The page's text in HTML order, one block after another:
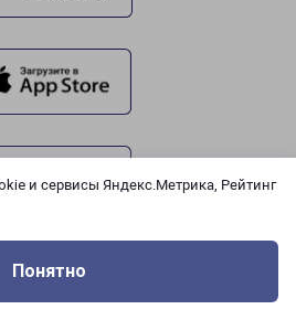
и сервисы Яндекс.Метрика, Рейтинг
Понятно